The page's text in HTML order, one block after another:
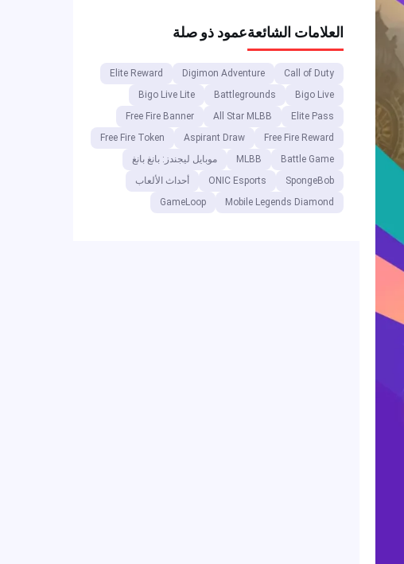
العلامات الشائعةعمود ذو صلة
Call of Duty
Digimon Adventure
Elite Reward
Bigo Live
Battlegrounds
Bigo Live Lite
Elite Pass
All Star MLBB
Free Fire Banner
Free Fire Reward
Aspirant Draw
Free Fire Token
Battle Game
MLBB
موبايل ليجندز: بانغ بانغ
SpongeBob
ONIC Esports
أحداث الألعاب
Mobile Legends Diamond
GameLoop